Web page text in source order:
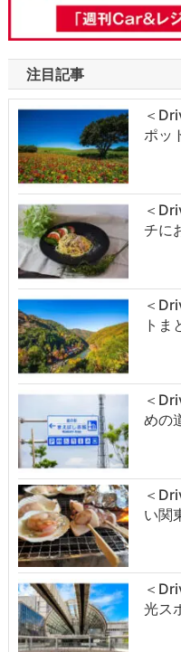
注目記事
＜
ポッ
＜
チに
＜
ト
＜
めの
＜
い関
＜
光ス